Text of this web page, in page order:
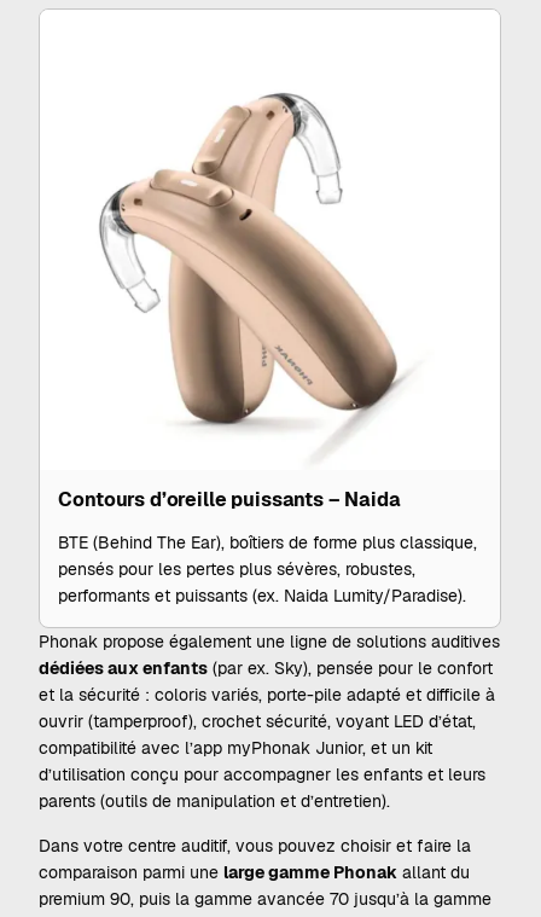
Contours d’oreille puissants – Naida
BTE (Behind The Ear), boîtiers de forme plus classique,
pensés pour les pertes plus sévères, robustes,
performants et puissants (ex. Naida Lumity/Paradise).
Phonak propose également une ligne de solutions auditives
dédiées aux enfants (par ex. Sky), pensée pour le confort
et la sécurité : coloris variés, porte-pile adapté et difficile à
ouvrir (tamperproof), crochet sécurité, voyant LED d’état,
compatibilité avec l’app myPhonak Junior, et un kit
d’utilisation conçu pour accompagner les enfants et leurs
parents (outils de manipulation et d’entretien).
Dans votre centre auditif, vous pouvez choisir et faire la
comparaison parmi une large gamme Phonak allant du
premium 90, puis la gamme avancée 70 jusqu’à la gamme